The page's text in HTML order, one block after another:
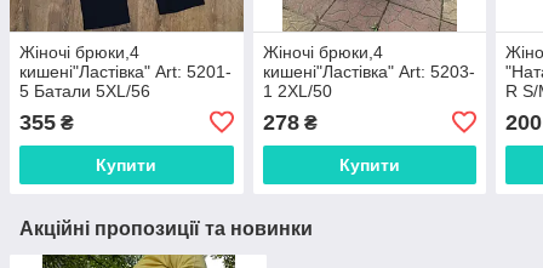
Жіночі брюки,4
кишені"Ластівка" Art: 5201-
5 Батали 5XL/56
355 ₴
Купити
Жіночі брюки,4
кишені"Ластівка" Art: 5203-
1 2XL/50
278₴
Купити
R
200
Акційні пропозиції та новинки